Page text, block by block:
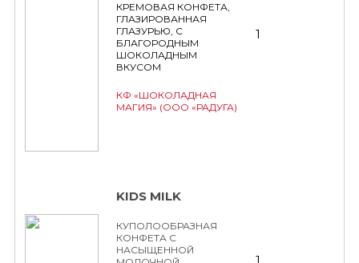
КРЕМОВАЯ КОНФЕТА,
ГЛАЗИРОВАННАЯ
ГЛАЗУРЬЮ, С
БЛАГОРОДНЫМ
ШОКОЛАДНЫМ
ВКУСОМ
КФ «ШОКОЛАДНАЯ
МАГИЯ» (ООО «РАДУГА)
1
KIDS MILK
КУПОЛООБРАЗНАЯ
КОНФЕТА С
НАСЫЩЕННОЙ